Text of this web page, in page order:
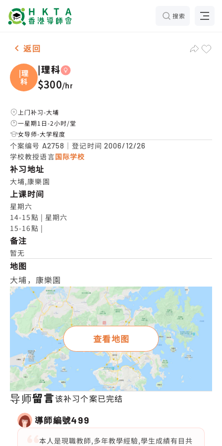
搜索
女2名 |理科，大埔 补习推介
返回
|理
科
|理科
$300/hr
上门补习-大埔
一星期1日-2小时/堂
女导师-大学程度
个案编号 A2758 ｜登记时间 2006/12/26
学校教授语言国际学校
补习地址
大埔,康樂園
上课时间
星期六
14-15點 | 星期六
15-16點 |
备注
暂无
地图
大埔，康樂園
查看地图
导师留言该补习个案已完结
導師編號499
本人是現職教師,多年教學經驗,學生成績有目共